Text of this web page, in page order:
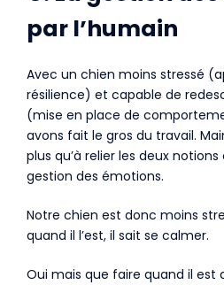
par l’humain
Avec un chien moins stressé
résilience) et capable de
(mise en place de
avons fait le gros du travail.
plus qu’à relier les deux
gestion des émotions.
Notre chien est donc moins
quand il l’est, il sait se calmer.
Oui mais que faire quand il est